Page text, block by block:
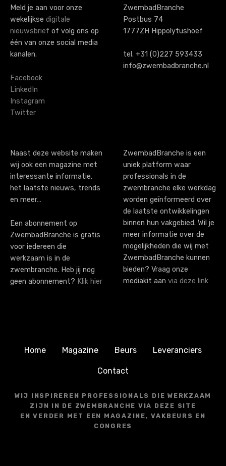
s
n
a
i
g
a
i
o
n
Meld je aan voor onze
wekelijkse digitale
nieuwsbrief of volg ons op
één van onze social media
kanalen.
Facebook
LinkedIn
Instagram
Twitter
ZwembadBranche
Postbus 74
1777ZH Hippolytushoef
tel. +31 (0)227 593433
info@zwembadbranche.nl
Naast deze website maken
wij ook een magazine met
interessante informatie,
het laatste nieuws, trends
en meer…
Een abonnement op
ZwembadBranche is gratis
voor iedereen die
werkzaam is in de
zwembranche. Heb jij nog
geen abonnement? Klik hier
ZwembadBranche is een
uniek platform waar
professionals in de
zwembranche elke werkdag
worden geïnformeerd over
de laatste ontwikkelingen
binnen hun vakgebied. Wil je
meer informatie over de
mogelijkheden die wij met
ZwembadBranche kunnen
bieden? Vraag onze
mediakit aan via deze link
Home Magazine Beurs Leveranciers
Contact
WIJ INSPIREREN PROFESSIONALS DIE WERKZAAM
ZIJN IN DE ZWEMBRANCHE VIA DEZE SITE
EN VERDER MET EEN MAGAZINE, VAKBEURS EN
CONGRES